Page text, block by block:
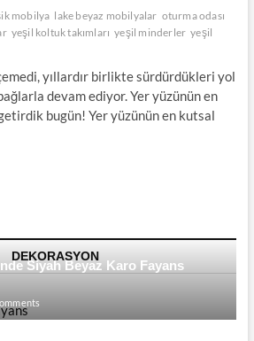
mobilya lake beyaz mobilyalar oturma odası
yeşil koltuk takımları yeşil minderler yeşil
yıllardır birlikte sürdürdükleri yol
devam ediyor. Yer yüzünün en
bugün! Yer yüzünün en kutsal
DEKORASYON
Siyah Beyaz Karo Fayans